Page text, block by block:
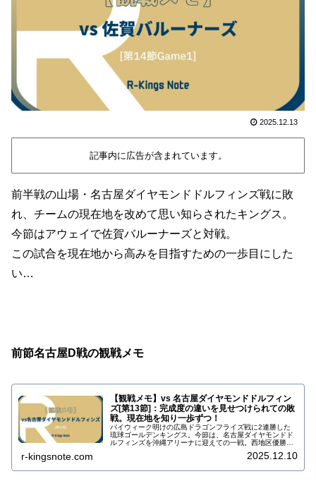
2025.12.13
記事内に広告が含まれています。
前半戦の山場・名古屋ダイヤモンドドルフィンズ戦に敗
れ、チームの現在地を改めて思い知らされたキングス。
今節はアウェイで佐賀バルーナーズと対戦。
この試合を現在地から高みを目指すための一歩目にした
い…
前節名古屋D戦の観戦メモ
【観戦メモ】vs 名古屋ダイヤモンドドルフィン
ズ[第13節]：完成度の違いを見せつけられての敗
戦。現在地を知り一歩ずつ！
バイウィーク明けの広島ドラゴンフライズ戦に2連勝した
琉球ゴールデンキングス。今節は、名古屋ダイヤモンドド
ルフィンズを沖縄アリーナに迎えての一戦。西地区優勝を
フィンズとの一戦を観戦して感じたことや印象に残った場
r-kingsnote.com 2025.12.10